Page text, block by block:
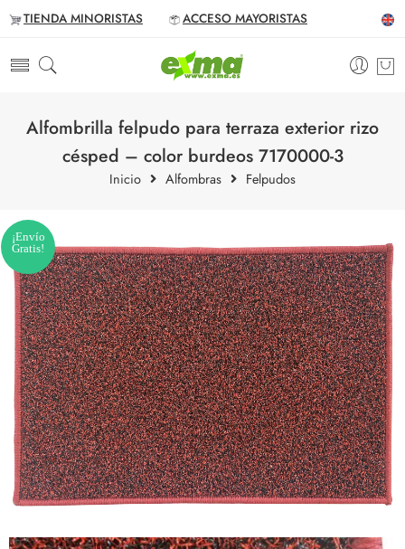
TIENDA MINORISTAS ACCESO MAYORISTAS
Alfombrilla felpudo para terraza exterior rizo
césped – color burdeos 7170000-3
Inicio Alfombras Felpudos
¡Envío
Gratis!